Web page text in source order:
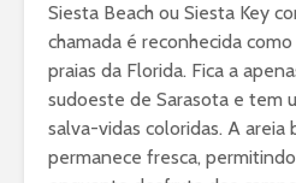
Siesta Beach ou Siesta Key
chamada é reconhecida
praias da Florida. Fica a
sudoeste de Sarasota e tem
salva-vidas coloridas. A areia
permanece fresca,